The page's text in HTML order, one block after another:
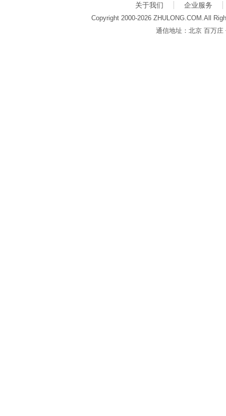
关于我们 企业服务
Copyright 2000-2026 ZHULONG.COM.All
通信地址：北京 百万